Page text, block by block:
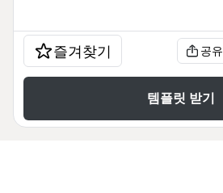
즐겨찾기 공유
템플릿 받기